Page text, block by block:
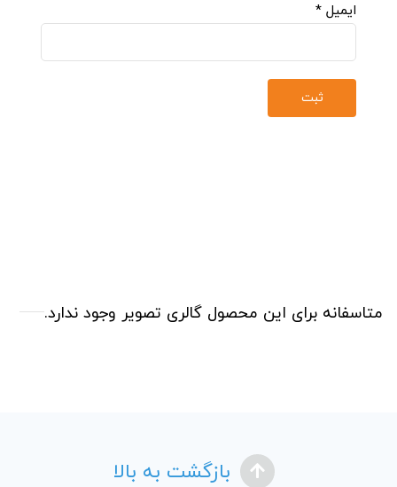
ایمیل *
متاسفانه برای این محصول گالری تصویر وجود ندارد.
بازگشت به بالا